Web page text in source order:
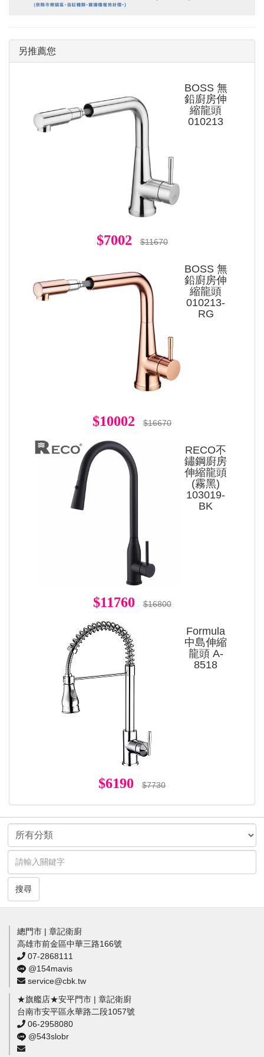
另推薦您
BOSS 無
鉛廚房伸
縮龍頭
010213
$7002 $11670
BOSS 無
鉛廚房伸
縮龍頭
010213-
RG
$10002 $16670
RECO不
鏽鋼廚房
伸縮龍頭
(霧黑)
103019-
BK
$11760 $16800
Formula
中島伸縮
龍頭 A-
8518
$6190 $7730
搜尋
總門市 | 章記衛廚
高雄市前金區中華三路166號
07-2868111
@154mavis
service@cbk.tw
★旗艦店★安平門市 | 章記衛廚
台南市安平區永華路二段1057號
06-2958080
@543slobr